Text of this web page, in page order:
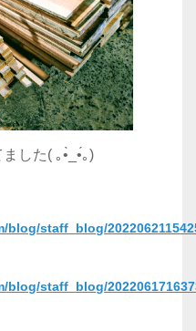
した( ｡•̀_•́｡)
staff_blog/
staff_blog/